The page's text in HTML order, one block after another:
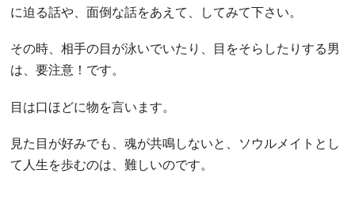
に迫る話や、面倒な話をあえて、してみて下さい。
その時、相手の目が泳いでいたり、目をそらしたりする男
は、要注意！です。
目は口ほどに物を言います。
見た目が好みでも、魂が共鳴しないと、ソウルメイトとし
て人生を歩むのは、難しいのです。